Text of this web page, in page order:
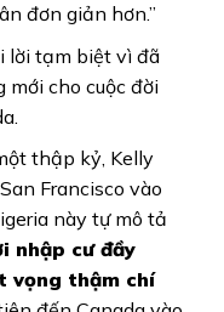
đơn giản hơn.”
lời tạm biệt vì đã
mới cho cuộc đời
thập kỷ, Kelly
Francisco vào
này tự mô tả
nhập cư đầy
vọng thậm chí